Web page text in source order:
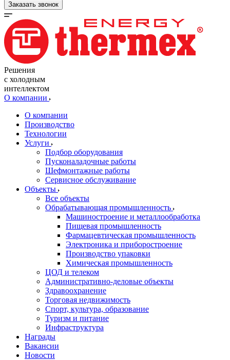
Заказать звонок
Решения
с холодным
интеллектом
О компании
О компании
Производство
Технологии
Услуги
Подбор оборудования
Пусконаладочные работы
Шефмонтажные работы
Сервисное обслуживание
Объекты
Все объекты
Обрабатывающая промышленность
Машиностроение и металлообработка
Пищевая промышленность
Фармацевтическая промышленность
Электроника и приборостроение
Производство упаковки
Химическая промышленность
ЦОД и телеком
Административно-деловые объекты
Здравоохранение
Торговая недвижимость
Спорт, культура, образование
Туризм и питание
Инфраструктура
Награды
Вакансии
Новости